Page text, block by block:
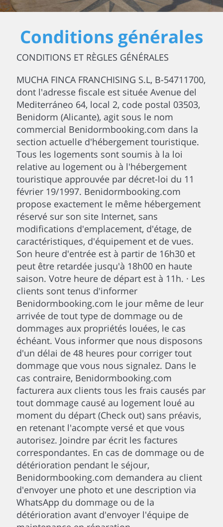
Conditions générales
CONDITIONS ET RÈGLES GÉNÉRALES
MUCHA FINCA FRANCHISING S.L, B-54711700,
dont l'adresse fiscale est située Avenue del
Mediterráneo 64, local 2, code postal 03503,
Benidorm (Alicante), agit sous le nom
commercial Benidormbooking.com dans la
section actuelle d'hébergement touristique.
Tous les logements sont soumis à la loi
relative au logement ou à l'hébergement
touristique approuvée par décret-loi du 11
février 19/1997. Benidormbooking.com
propose exactement le même hébergement
réservé sur son site Internet, sans
modifications d'emplacement, d'étage, de
caractéristiques, d'équipement et de vues.
Son heure d'entrée est à partir de 16h30 et
peut être retardée jusqu'à 18h00 en haute
saison. Votre heure de départ est à 11h. · Les
clients sont tenus d'informer
Benidormbooking.com le jour même de leur
arrivée de tout type de dommage ou de
dommages aux propriétés louées, le cas
échéant. Vous informer que nous disposons
d'un délai de 48 heures pour corriger tout
dommage que vous nous signalez. Dans le
cas contraire, Benidormbooking.com
facturera aux clients tous les frais causés par
tout dommage causé au logement loué au
moment du départ (Check out) sans préavis,
en retenant l'acompte versé et que vous
autorisez. Joindre par écrit les factures
correspondantes. En cas de dommage ou de
détérioration pendant le séjour,
Benidormbooking.com demandera au client
d'envoyer une photo et une description via
WhatsApp du dommage ou de la
détérioration avant d'envoyer l'équipe de